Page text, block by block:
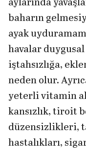
aylarında
baharın
ayak
havalar
iştahsızlığa,
neden olur.
yeterli vitamin
kansızlık, tiroit
düzensizlikleri,
hastalıkları,